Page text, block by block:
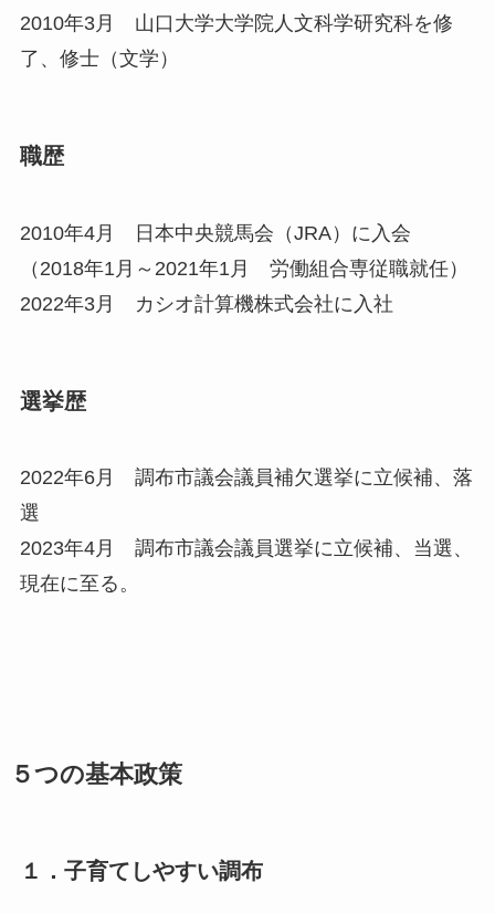
2010年3月 山口大学大学院人文科学研究科を修
了、修士（文学）
職歴
2010年4月 日本中央競馬会（JRA）に入会
（2018年1月～2021年1月 労働組合専従職就任）
2022年3月 カシオ計算機株式会社に入社
選挙歴
2022年6月 調布市議会議員補欠選挙に立候補、落
選
2023年4月 調布市議会議員選挙に立候補、当選、
現在に至る。
５つの基本政策
１．子育てしやすい調布